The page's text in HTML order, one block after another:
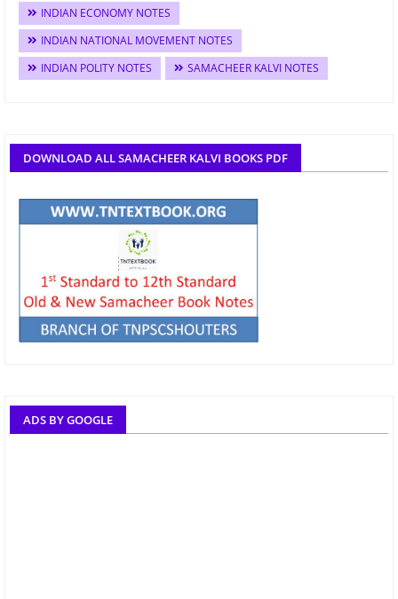
INDIAN ECONOMY NOTES
INDIAN NATIONAL MOVEMENT NOTES
INDIAN POLITY NOTES
SAMACHEER KALVI NOTES
DOWNLOAD ALL SAMACHEER KALVI BOOKS PDF
ADS BY GOOGLE